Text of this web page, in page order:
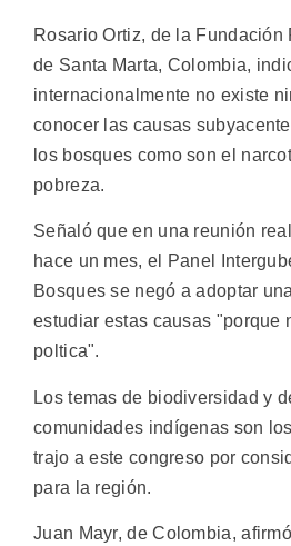
Rosario Ortiz, de la Fundación
de Santa Marta, Colombia,
internacionalmente no existe
conocer las causas
los bosques como son el
pobreza.
Señaló que en una reunión
hace un mes, el Panel
Bosques se negó a adoptar
estudiar estas causas "porque
poltica".
Los temas de biodiversidad y
comunidades indígenas son
trajo a este congreso por
para la región.
Juan Mayr, de Colombia,